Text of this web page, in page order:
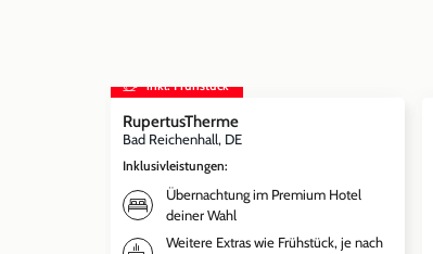
inkl. Frühstück
RupertusTherme
Bad Reichenhall, DE
Inklusivleistungen:
Übernachtung im Premium Hotel
deiner Wahl
Weitere Extras wie Frühstück, je nach